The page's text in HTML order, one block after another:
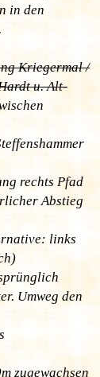
in den
Kriegermal /
u. Alt-
rechts Pfad
Abstieg
links
Umweg den
zugewachsen